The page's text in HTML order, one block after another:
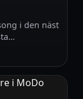
i den näst